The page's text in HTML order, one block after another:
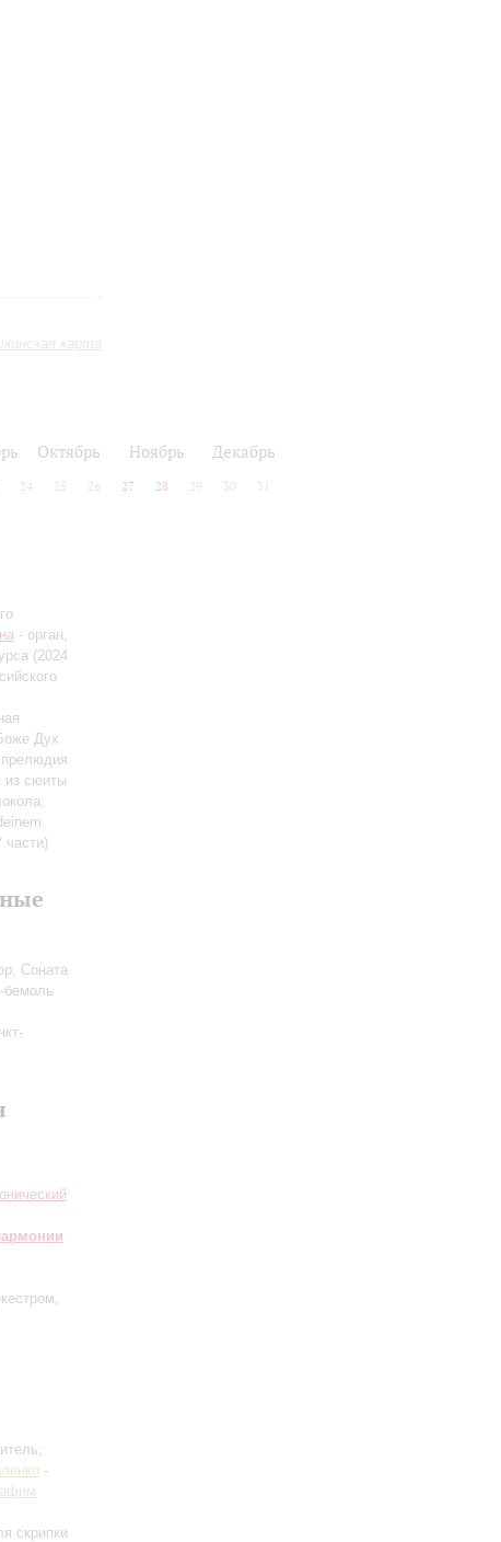
карта
Октябрь Ноябрь Декабрь
24 25 26 27 28 29 30 31
- орган,
(2024
Дух
из сюиты
части)
Соната
бемоль
-
скрипки